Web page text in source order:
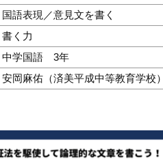
国語表現／意見文を書く
書く力
中学国語 3年
安岡麻佑（済美平成中等教育学校